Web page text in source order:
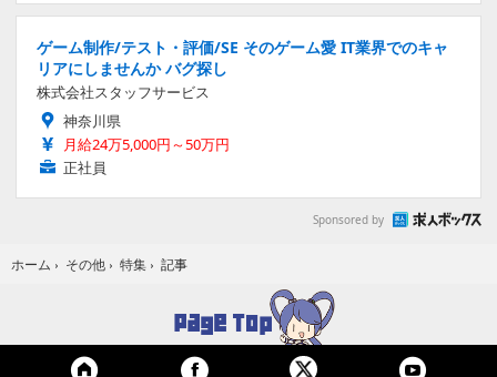
ゲーム制作/テスト・評価/SE そのゲーム愛 IT業界でのキャ
リアにしませんか バグ探し
株式会社スタッフサービス
神奈川県
月給24万5,000円～50万円
正社員
Sponsored by
ホーム › その他 › 特集 › 記事